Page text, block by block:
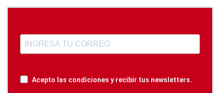
Acepto las condiciones y recibir tus newsletters.